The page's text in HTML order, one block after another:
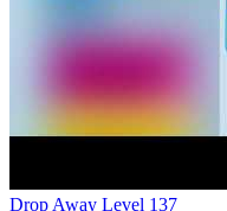
Level 137